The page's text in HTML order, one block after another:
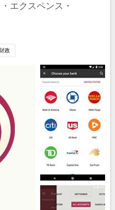
エクスペンス・
政